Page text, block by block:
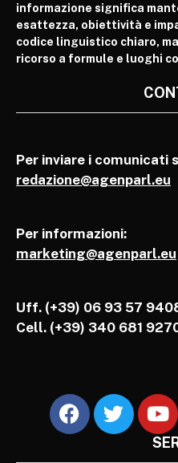
informazione significa
esattezza, obiettività e
codice linguistico chiaro,
ricorso a formule e luoghi
Per inviare i comunicati
redazione@agenparl.eu
Per informazioni:
marketing@agenparl.eu
Uff. (+39) 06 93 57
Cell. (+39) 340 681